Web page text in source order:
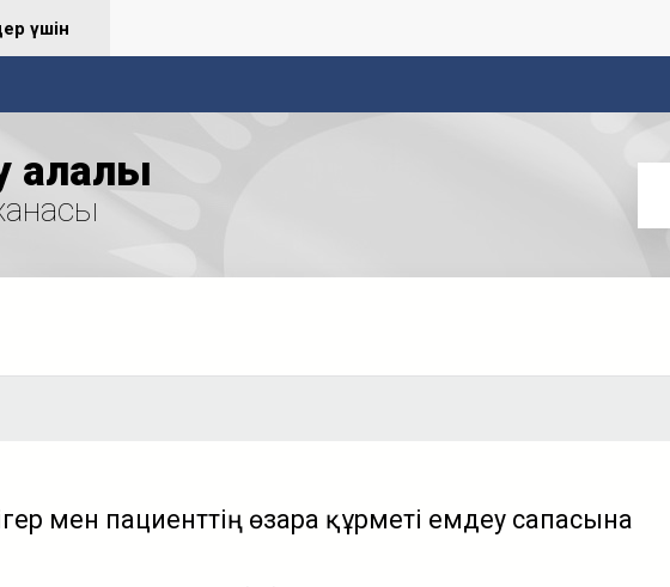
үшін
мен пациенттің өзара құрметі емдеу сапасына